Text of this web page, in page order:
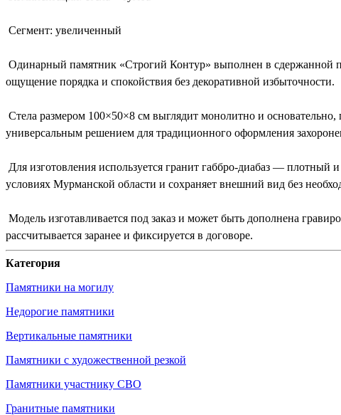
Сегмент: увеличенный
Одинарный памятник «Строгий Контур» выполнен в сдержанной
ощущение порядка и спокойствия без декоративной избыточности.
Стела размером 100×50×8 см выглядит монолитно и
универсальным решением для традиционного оформления
Для изготовления используется гранит габбро-диабаз —
условиях Мурманской области и сохраняет внешний вид без
Модель изготавливается под заказ и может быть дополнена
рассчитывается заранее и фиксируется в договоре.
Категория
Памятники на могилу
Недорогие памятники
Вертикальные памятники
Памятники с художественной резкой
Памятники участнику СВО
Гранитные памятники